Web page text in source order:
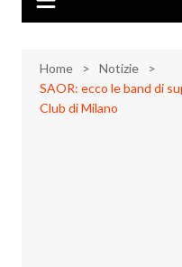
Home
Notizie
SAOR: ecco le band di
Club di Milano